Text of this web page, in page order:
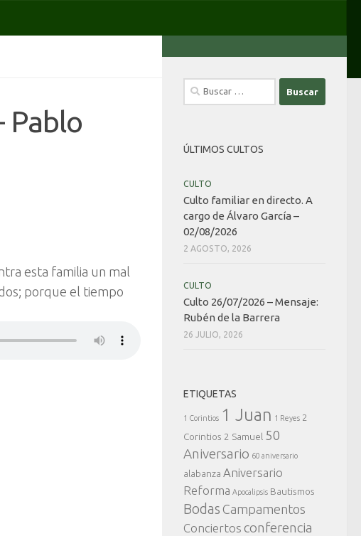
Pablo
esta familia un mal
porque el tiempo
Buscar:
ÚLTIMOS CULTOS
CULTO
Culto familiar en directo. A
cargo de Álvaro García –
02/08/2026
2 AGOSTO, 2026
CULTO
Culto 26/07/2026 – Mensaje:
Rubén de la Barrera
26 JULIO, 2026
ETIQUETAS
1 Corintios 1 Juan 1 Reyes 2
Corintios 2 Samuel 50
Aniversario 60 aniversario
alabanza Aniversario
Reforma Apocalipsis Bautismos
Bodas Campamentos
Conciertos conferencia